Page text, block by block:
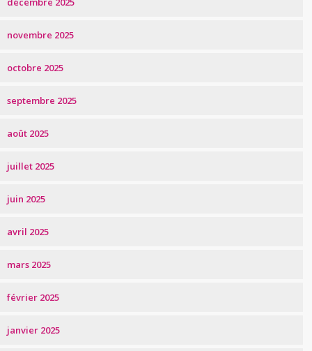
novembre 2025
octobre 2025
septembre 2025
août 2025
juillet 2025
juin 2025
avril 2025
mars 2025
février 2025
janvier 2025